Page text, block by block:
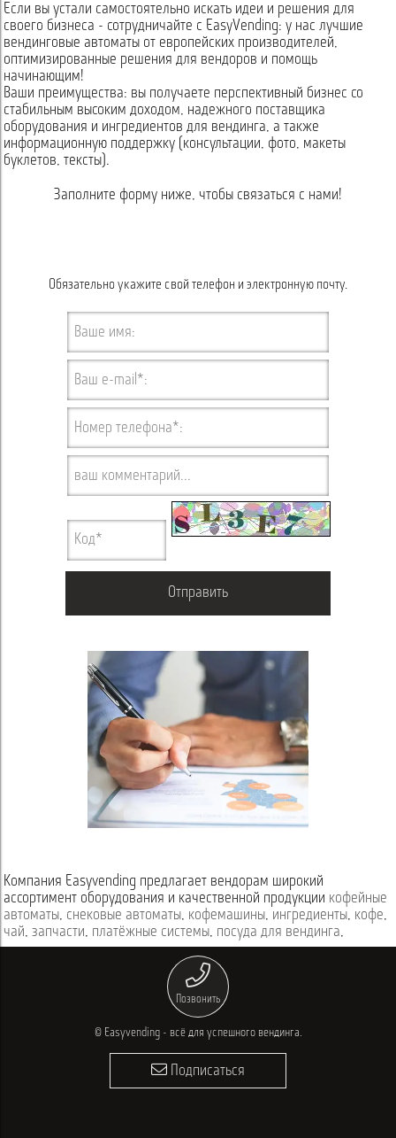
Если вы устали самостоятельно искать идеи и решения для
своего бизнеса - сотрудничайте с EasyVending: у нас лучшие
вендинговые автоматы от европейских производителей,
оптимизированные решения для вендоров и помощь
начинающим!
Ваши преимущества: вы получаете перспективный бизнес со
стабильным высоким доходом, надежного поставщика
оборудования и ингредиентов для вендинга, а также
информационную поддержку (консультации, фото, макеты
буклетов, тексты).
Заполните форму ниже, чтобы связаться с нами!
Обязательно укажите свой телефон и электронную почту.
Компания Easyvending предлагает вендорам широкий
ассортимент оборудования и качественной продукции кофейные
автоматы, снековые автоматы, кофемашины, ингредиенты, кофе,
чай, запчасти, платёжные системы, посуда для вендинга,
Позвонить
© Easyvending - всё для успешного вендинга.
Подписаться